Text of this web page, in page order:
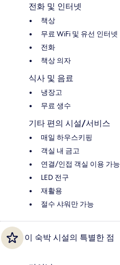
전화 및 인터넷
책상
무료 WiFi 및 유선 인터넷
전화
책상 의자
식사 및 음료
냉장고
무료 생수
기타 편의 시설/서비스
매일 하우스키핑
객실 내 금고
연결/인접 객실 이용 가능
LED 전구
재활용
절수 샤워만 가능
이 숙박 시설의 특별한 점